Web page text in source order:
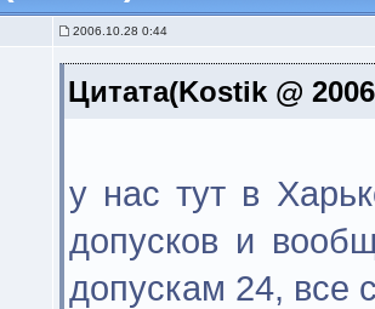
2006.10.28 0:44
Цитата(Kostik @
у нас тут в
допусков и
допускам 24, все